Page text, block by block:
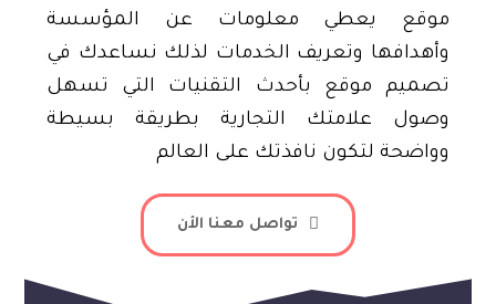
موقع يعطي معلومات عن المؤسسة
وأهدافها وتعريف الخدمات لذلك نساعدك في
تصميم موقع بأحدث التقنيات التي تسهل
وصول علامتك التجارية بطريقة بسيطة
وواضحة لتكون نافذتك على العالم
تواصل معنا الأن